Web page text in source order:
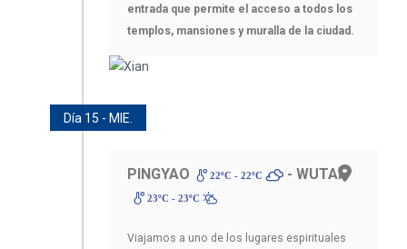
entrada que permite el acceso a todos los
templos, mansiones y muralla de la ciudad.
Día 15 - MIE.
PINGYAO 22ºC - 22ºC - WUTAI
23ºC - 23ºC
Viajamos a uno de los lugares espirituales